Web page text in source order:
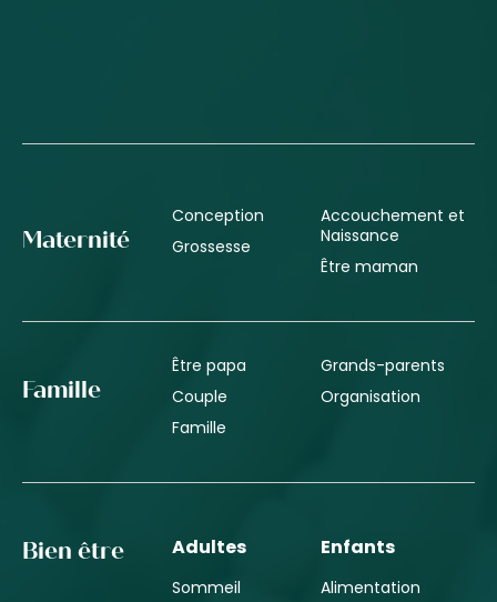
Maternité
Conception
Grossesse
Accouchement et
Naissance
Être maman
Famille
Être papa
Couple
Famille
Grands-parents
Organisation
Bien être Adultes
Sommeil
Enfants
Alimentation